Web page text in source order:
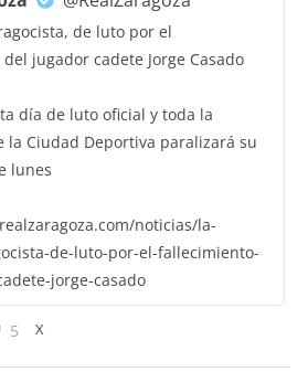
de luto por el
jugador cadete Jorge Casado
día de luto oficial y toda la
la Ciudad Deportiva paralizará su
lunes
noticias/la-
de-luto-por-el-fallecimiento-
jorge-casado
5 X